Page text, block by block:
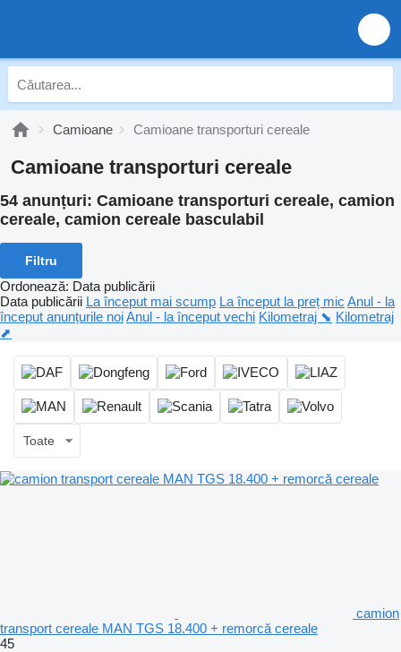
Camioane Camioane transporturi cereale
Camioane transporturi cereale
54 anunțuri: Camioane transporturi cereale, camion
cereale, camion cereale basculabil
Filtru
Ordonează: Data publicării
Data publicării La început mai scump La început la preț mic Anul - la
început anunțurile noiAnul - la început vechi Kilometraj ⬊ Kilometraj
⬈
Toate
camion
transport cereale MAN TGS 18.400 + remorcă cereale
45